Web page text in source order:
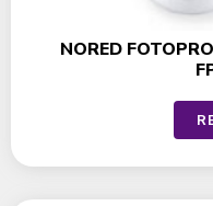
NORED